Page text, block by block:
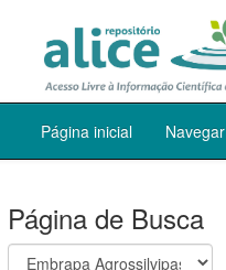
Página inicial Navegar
Página de Busca